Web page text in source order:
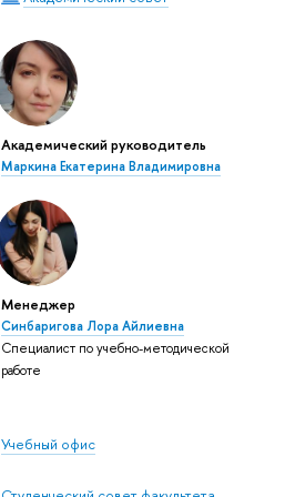
Академический руководитель
Маркина Екатерина Владимировна
Менеджер
Синбаригова Лора Айлиевна
Специалист по учебно-методической
работе
Учебный офис